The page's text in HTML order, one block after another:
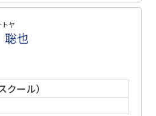
ヤ
也
ール）